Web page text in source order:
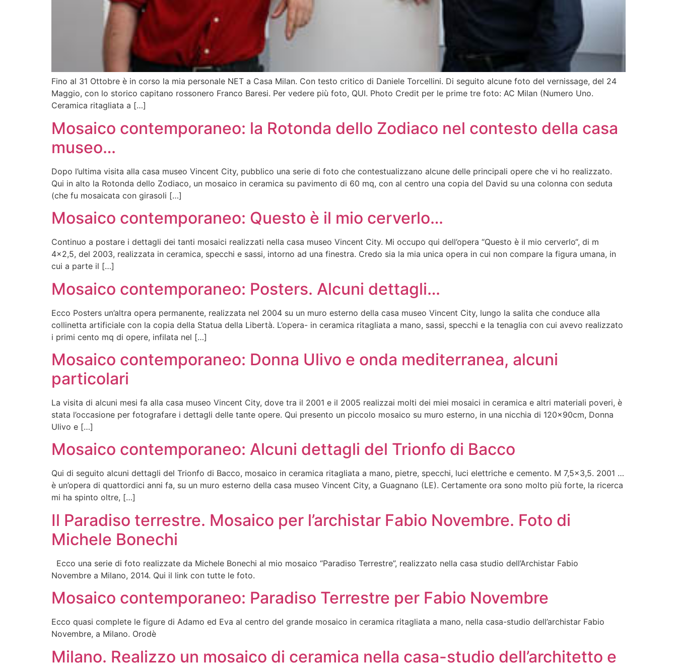
Fino al 31 Ottobre è in corso la mia personale NET a Casa Milan. Con testo critico di Daniele Torcellini. Di seguito alcune foto del vernissage, del 24
Maggio, con lo storico capitano rossonero Franco Baresi. Per vedere più foto, QUI. Photo Credit per le prime tre foto: AC Milan (Numero Uno.
Ceramica ritagliata a […]
Mosaico contemporaneo: la Rotonda dello Zodiaco nel contesto della casa
museo…
Dopo l’ultima visita alla casa museo Vincent City, pubblico una serie di foto che contestualizzano alcune delle principali opere che vi ho realizzato.
Qui in alto la Rotonda dello Zodiaco, un mosaico in ceramica su pavimento di 60 mq, con al centro una copia del David su una colonna con seduta
(che fu mosaicata con girasoli […]
Mosaico contemporaneo: Questo è il mio cerverlo…
Continuo a postare i dettagli dei tanti mosaici realizzati nella casa museo Vincent City. Mi occupo qui dell’opera “Questo è il mio cerverlo“, di m
4×2,5, del 2003, realizzata in ceramica, specchi e sassi, intorno ad una finestra. Credo sia la mia unica opera in cui non compare la figura umana, in
cui a parte il […]
Mosaico contemporaneo: Posters. Alcuni dettagli…
Ecco Posters un’altra opera permanente, realizzata nel 2004 su un muro esterno della casa museo Vincent City, lungo la salita che conduce alla
collinetta artificiale con la copia della Statua della Libertà. L’opera- in ceramica ritagliata a mano, sassi, specchi e la tenaglia con cui avevo realizzato
i primi cento mq di opere, infilata nel […]
Mosaico contemporaneo: Donna Ulivo e onda mediterranea, alcuni
particolari
La visita di alcuni mesi fa alla casa museo Vincent City, dove tra il 2001 e il 2005 realizzai molti dei miei mosaici in ceramica e altri materiali poveri, è
stata l’occasione per fotografare i dettagli delle tante opere. Qui presento un piccolo mosaico su muro esterno, in una nicchia di 120x90cm, Donna
Ulivo e […]
Mosaico contemporaneo: Alcuni dettagli del Trionfo di Bacco
Qui di seguito alcuni dettagli del Trionfo di Bacco, mosaico in ceramica ritagliata a mano, pietre, specchi, luci elettriche e cemento. M 7,5×3,5. 2001 …
è un’opera di quattordici anni fa, su un muro esterno della casa museo Vincent City, a Guagnano (LE). Certamente ora sono molto più forte, la ricerca
mi ha spinto oltre, […]
Il Paradiso terrestre. Mosaico per l’archistar Fabio Novembre. Foto di
Michele Bonechi
Ecco una serie di foto realizzate da Michele Bonechi al mio mosaico “Paradiso Terrestre”, realizzato nella casa studio dell’Archistar Fabio
Novembre a Milano, 2014. Qui il link con tutte le foto.
Mosaico contemporaneo: Paradiso Terrestre per Fabio Novembre
Ecco quasi complete le figure di Adamo ed Eva al centro del grande mosaico in ceramica ritagliata a mano, nella casa-studio dell’archistar Fabio
Novembre, a Milano. Orodè
Milano. Realizzo un mosaico di ceramica nella casa-studio dell’architetto e